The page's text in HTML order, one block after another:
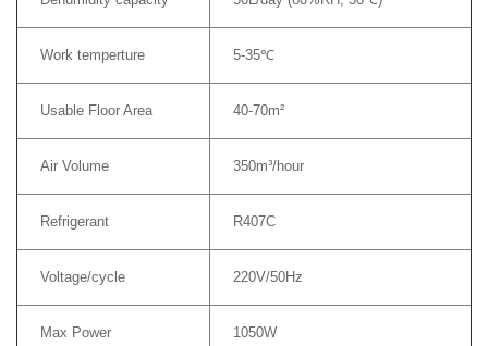
Work temperture 5-35℃
Usable Floor Area 40-70m²
Air Volume 350m³/hour
Refrigerant R407C
Voltage/cycle 220V/50Hz
Max Power 1050W